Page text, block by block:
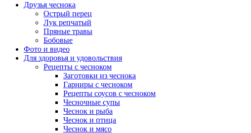
Друзья чеснока
Острый перец
Лук репчатый
Пряные травы
Бобовые
Фото и видео
Для здоровья и удовольствия
Рецепты с чесноком
Заготовки из чеснока
Гарниры с чесноком
Рецепты соусов с чесноком
Чесночные супы
Чеснок и рыба
Чеснок и птица
Чеснок и мясо